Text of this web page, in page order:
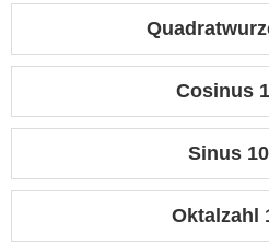
Cosinus
Sinus
Oktalzahl